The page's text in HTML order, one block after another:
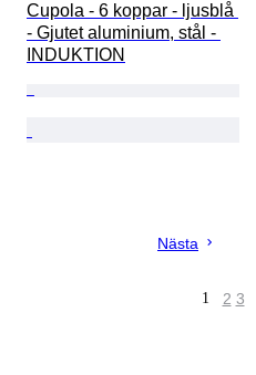
Cupola - 6 koppar - ljusblå
- Gjutet aluminium, stål -
INDUKTION
Nästa
1 2 3